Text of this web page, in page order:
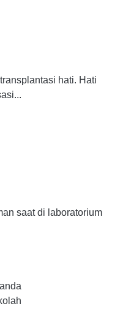
hati. Hati
saat di laboratorium